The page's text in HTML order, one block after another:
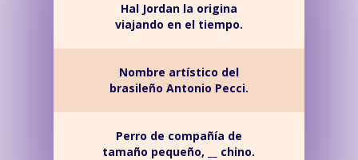
Hal Jordan la origina
viajando en el tiempo.
Nombre artístico del
brasileño Antonio Pecci.
Perro de compañía de
tamaño pequeño, __ chino.